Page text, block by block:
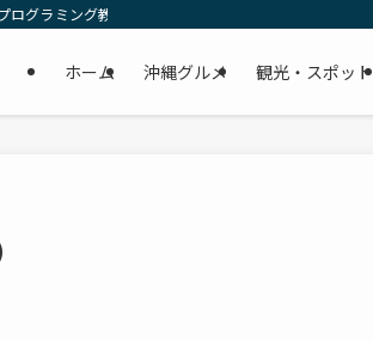
グラミング教育の リアルな一次情報をお届けします。
ホーム 沖縄グルメ 観光・スポット